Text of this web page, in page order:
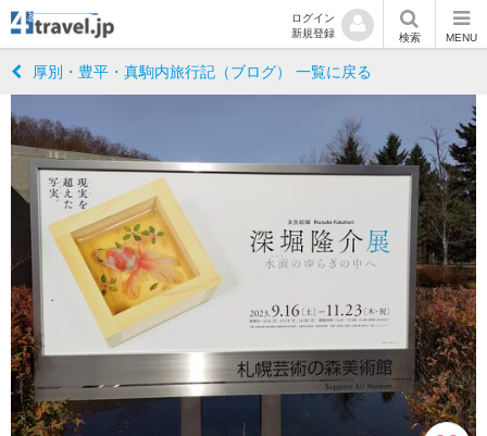
ログイン
新規登録
検索 MENU
厚別・豊平・真駒内旅行記（ブログ） 一覧に戻る